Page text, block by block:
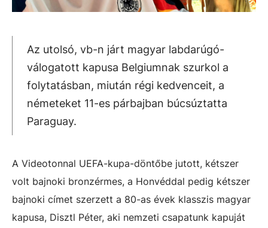
Az utolsó, vb-n járt magyar labdarúgó-
válogatott kapusa Belgiumnak szurkol a
folytatásban, miután régi kedvenceit, a
németeket 11-es párbajban búcsúztatta
Paraguay.
A Videotonnal UEFA-kupa-döntőbe jutott, kétszer
volt bajnoki bronzérmes, a Honvéddal pedig kétszer
bajnoki címet szerzett a 80-as évek klasszis magyar
kapusa, Disztl Péter, aki nemzeti csapatunk kapuját